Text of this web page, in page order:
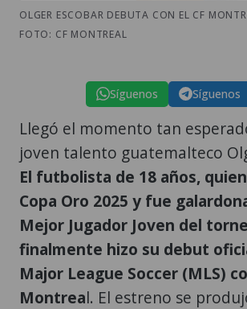
OLGER ESCOBAR DEBUTA CON EL CF
FOTO: CF MONTREAL
Síguenos Síguenos
Llegó el momento tan
joven talento guatemalteco
El futbolista de 18 años,
Copa Oro 2025 y fue
Mejor Jugador Joven del
finalmente hizo su debut
Major League Soccer (MLS)
Montreal. El estreno se